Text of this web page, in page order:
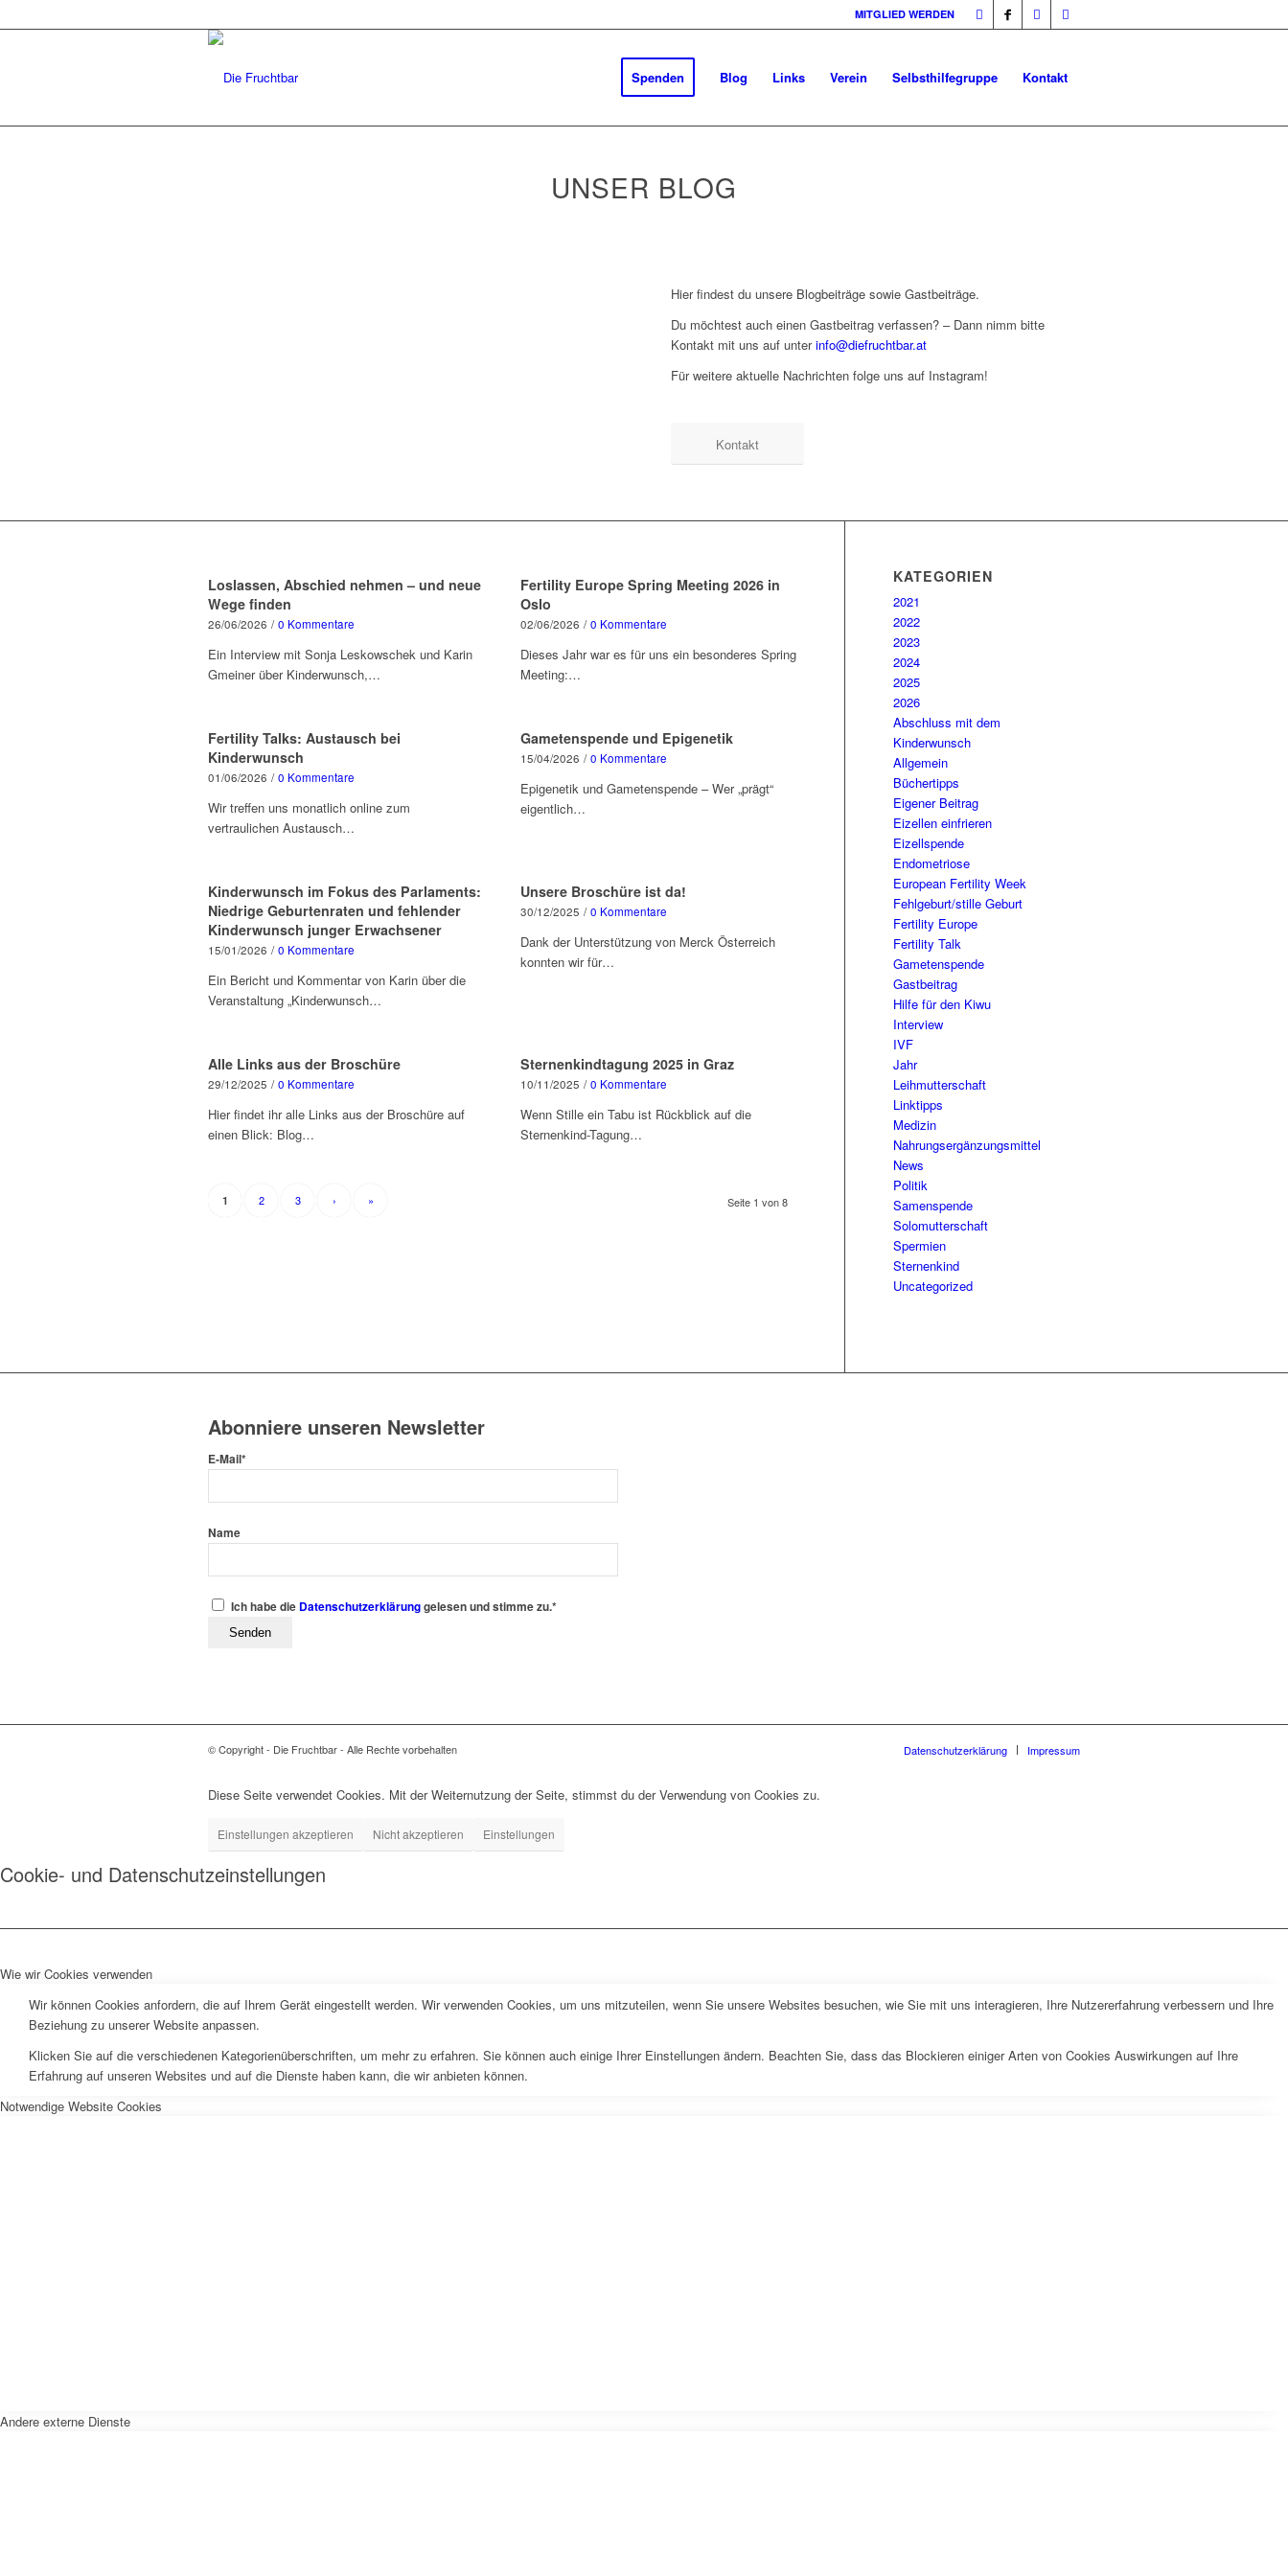
MITGLIED WERDEN
Spenden Blog Links Verein Selbsthilfegruppe Kontakt
UNSER BLOG
Hier findest du unsere Blogbeiträge sowie Gastbeiträge.
Du möchtest auch einen Gastbeitrag verfassen? – Dann nimm bitte
Kontakt mit uns auf unterinfo@diefruchtbar.at
Für weitere aktuelle Nachrichten folge uns auf Instagram!
Kontakt
Loslassen, Abschied nehmen – und neue
Wege finden
26/06/2026 / 0 Kommentare
Ein Interview mit Sonja Leskowschek und Karin
Gmeiner über Kinderwunsch,…
Fertility Europe Spring Meeting 2026 in
Oslo
02/06/2026 / 0 Kommentare
Dieses Jahr war es für uns ein besonderes Spring
Meeting:…
Fertility Talks: Austausch bei
Kinderwunsch
01/06/2026 / 0 Kommentare
Wir treffen uns monatlich online zum
vertraulichen Austausch…
Gametenspende und Epigenetik
15/04/2026 / 0 Kommentare
Epigenetik und Gametenspende – Wer „prägt“
eigentlich…
Kinderwunsch im Fokus des Parlaments:
Niedrige Geburtenraten und fehlender
Kinderwunsch junger Erwachsener
15/01/2026 / 0 Kommentare
Ein Bericht und Kommentar von Karin über die
Veranstaltung „Kinderwunsch…
Unsere Broschüre ist da!
30/12/2025 / 0 Kommentare
Dank der Unterstützung von Merck Österreich
konnten wir für…
Alle Links aus der Broschüre
29/12/2025 / 0 Kommentare
Hier findet ihr alle Links aus der Broschüre auf
einen Blick: Blog…
Sternenkindtagung 2025 in Graz
10/11/2025 / 0 Kommentare
Wenn Stille ein Tabu ist Rückblick auf die
Sternenkind-Tagung…
Seite 1 von 8
1 2 3 › »
KATEGORIEN
2021
2022
2023
2024
2025
2026
Abschluss mit dem
Kinderwunsch
Allgemein
Büchertipps
Eigener Beitrag
Eizellen einfrieren
Eizellspende
Endometriose
European Fertility Week
Fehlgeburt/stille Geburt
Fertility Europe
Fertility Talk
Gametenspende
Gastbeitrag
Hilfe für den Kiwu
Interview
IVF
Jahr
Leihmutterschaft
Linktipps
Medizin
Nahrungsergänzungsmittel
News
Politik
Samenspende
Solomutterschaft
Spermien
Sternenkind
Uncategorized
Abonniere unseren Newsletter
E-Mail*
Name
Ich habe die Datenschutzerklärunggelesen und stimme zu.*
© Copyright - Die Fruchtbar - Alle Rechte vorbehalten Datenschutz­erklärung Impressum
Diese Seite verwendet Cookies. Mit der Weiternutzung der Seite, stimmst du der Verwendung von Cookies zu.
Einstellungen akzeptieren Nicht akzeptieren Einstellungen
Cookie- und Datenschutzeinstellungen
Wie wir Cookies verwenden
Wir können Cookies anfordern, die auf Ihrem Gerät eingestellt werden. Wir verwenden Cookies, um uns mitzuteilen, wenn Sie unsere Websites besuchen, wie Sie mit uns interagieren, Ihre Nutzererfahrung verbessern und Ihre
Beziehung zu unserer Website anpassen.
Klicken Sie auf die verschiedenen Kategorienüberschriften, um mehr zu erfahren. Sie können auch einige Ihrer Einstellungen ändern. Beachten Sie, dass das Blockieren einiger Arten von Cookies Auswirkungen auf Ihre
Erfahrung auf unseren Websites und auf die Dienste haben kann, die wir anbieten können.
Notwendige Website Cookies
Andere externe Dienste